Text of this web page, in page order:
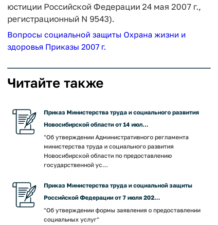
юстиции Российской Федерации 24 мая 2007 г.,
регистрационный N 9543).
Вопросы социальной защиты Охрана жизни и
здоровья Приказы 2007 г.
Читайте также
Приказ Министерства труда и социального развития
Новосибирской области от 14 июл...
"Об утверждении Административного регламента
министерства труда и социального развития
Новосибирской области по предоставлению
государственной ус...
Приказ Министерства труда и социальной защиты
Российской Федерации от 7 июля 202...
"Об утверждении формы заявления о предоставлении
социальных услуг"